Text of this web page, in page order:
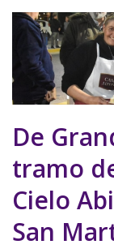
De
tramo
Cielo
San